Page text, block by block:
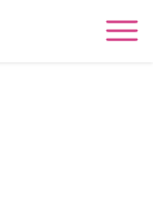
开